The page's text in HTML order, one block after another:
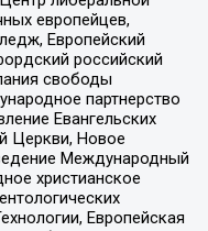
европейцев,
Европейский
российский
свободы
партнерство
Евангельских
Церкви, Новое
Международный
христианское
Европейская